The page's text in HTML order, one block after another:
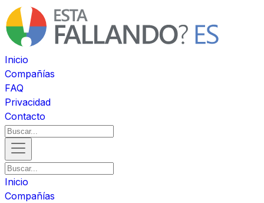
Inicio
Compañías
FAQ
Privacidad
Contacto
Inicio
Compañías